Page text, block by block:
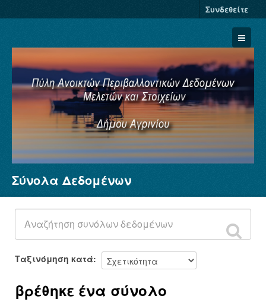
Συνδεθείτε
Σύνολα Δεδομένων
Φορείς
Ομάδες
Σχετικά
Σύνολα Δεδομένων
Ταξινόμηση κατά
βρέθηκε ένα σύνολο